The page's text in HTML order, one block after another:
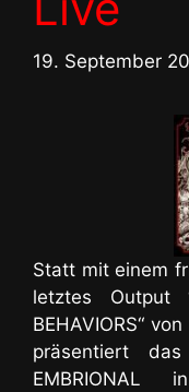
19. September
Statt mit einem
letztes Output
BEHAVIORS“
präsentiert das